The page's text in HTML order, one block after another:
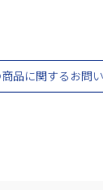
商品に関するお問